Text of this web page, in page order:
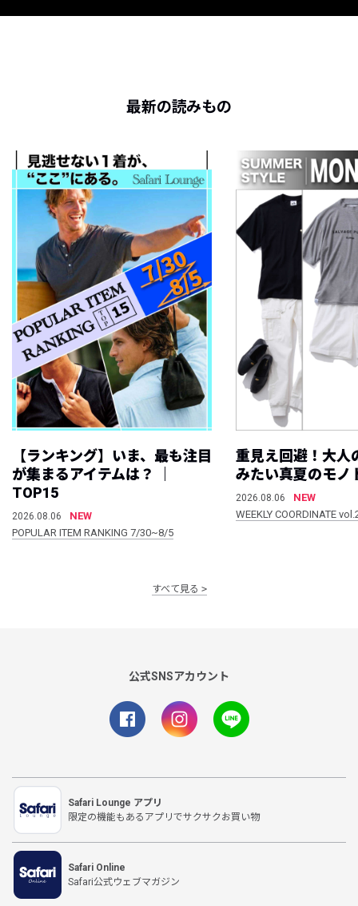
最新の読みもの
【ランキング】いま、最も注目
が集まるアイテムは？ ｜
TOP15
2026.08.06
NEW
POPULAR ITEM RANKING 7/30~8/5
重見え回避！大人
みたい真夏のモノ
2026.08.06
NEW
WEEKLY COORDINATE
すべて見る
公式SNSアカウント
Safari Lounge アプリ
限定の機能もあるアプリでサクサクお買い物
Safari Online
Safari公式ウェブマガジン